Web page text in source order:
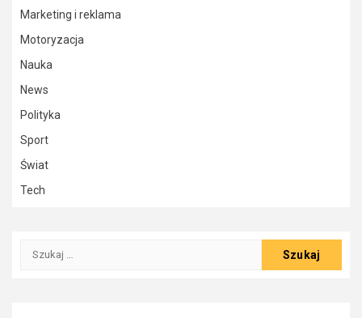
Marketing i reklama
Motoryzacja
Nauka
News
Polityka
Sport
Świat
Tech
Szukaj: